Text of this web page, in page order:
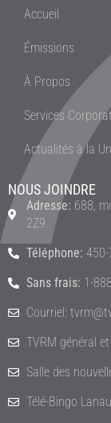
Accueil
Émissions
À Propos
Services
Actualités à la
NOUS JOINDRE
Adresse: 688,
2Z9
Téléphone:
Sans frais: 1-
Courriel:
TVRM général
Salle des
Télé-Bingo